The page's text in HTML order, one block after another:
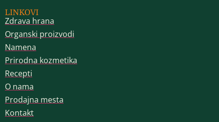
LINKOVI
Zdrava hrana
Organski proizvodi
Namena
Prirodna kozmetika
Recepti
O nama
Prodajna mesta
Kontakt